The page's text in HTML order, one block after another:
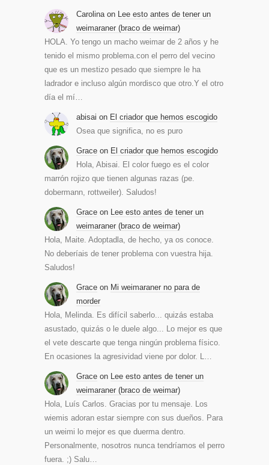
Carolina on Lee esto antes de tener un
weimaraner (braco de weimar)
HOLA. Yo tengo un macho weimar de 2 años y he
tenido el mismo problema.con el perro del vecino
que es un mestizo pesado que siempre le ha
ladrador e incluso algún mordisco que otro.Y el otro
día el mí…
abisai on El criador que hemos escogido
Osea que significa, no es puro
Grace on El criador que hemos escogido
Hola, Abisai. El color fuego es el color
marrón rojizo que tienen algunas razas (pe.
dobermann, rottweiler). Saludos!
Grace on Lee esto antes de tener un
weimaraner (braco de weimar)
Hola, Maite. Adoptadla, de hecho, ya os conoce.
No deberíais de tener problema con vuestra hija.
Saludos!
Grace on Mi weimaraner no para de
morder
Hola, Melinda. Es difícil saberlo... quizás estaba
asustado, quizás o le duele algo... Lo mejor es que
el vete descarte que tenga ningún problema físico.
En ocasiones la agresividad viene por dolor. L…
Grace on Lee esto antes de tener un
weimaraner (braco de weimar)
Hola, Luís Carlos. Gracias por tu mensaje. Los
wiemis adoran estar siempre con sus dueños. Para
un weimi lo mejor es que duerma dentro.
Personalmente, nosotros nunca tendríamos el perro
fuera. ;) Salu…